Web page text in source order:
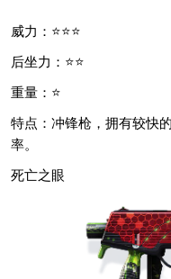
威力：⭐⭐⭐
后坐力：⭐⭐
重量：⭐
特点：冲锋枪，拥有较快
率。
死亡之眼